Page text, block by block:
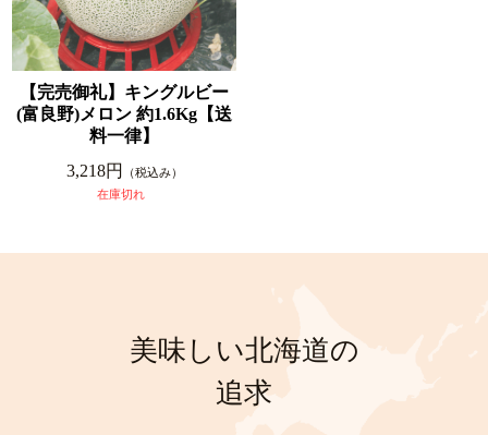
【完売御礼】キングルビー
(富良野)メロン 約1.6Kg【送
料一律】
3,218円
（税込み）
在庫切れ
美味しい北海道の
追求